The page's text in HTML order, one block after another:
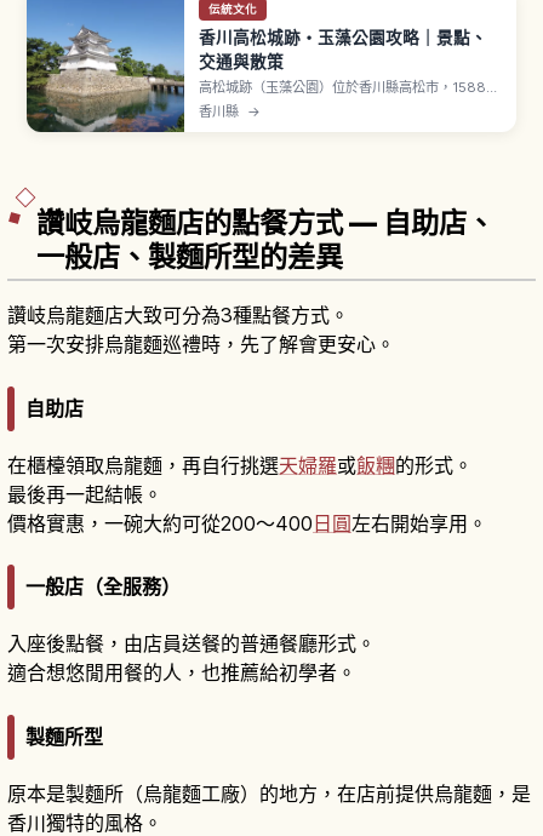
伝統文化
香川高松城跡・玉藻公園攻略｜景點、
交通與散策
高松城跡（玉藻公園）位於香川縣高松市，1588年
（天正16年）由豐臣秀吉家臣生駒親正開始築城。
香川縣 →
讚岐烏龍麵店的點餐方式 — 自助店、
一般店、製麵所型的差異
讚岐烏龍麵店大致可分為3種點餐方式。
第一次安排烏龍麵巡禮時，先了解會更安心。
自助店
在櫃檯領取烏龍麵，再自行挑選天婦羅或飯糰的形式。
最後再一起結帳。
價格實惠，一碗大約可從200〜400日圓左右開始享用。
一般店（全服務）
入座後點餐，由店員送餐的普通餐廳形式。
適合想悠閒用餐的人，也推薦給初學者。
製麵所型
原本是製麵所（烏龍麵工廠）的地方，在店前提供烏龍麵，是
香川獨特的風格。